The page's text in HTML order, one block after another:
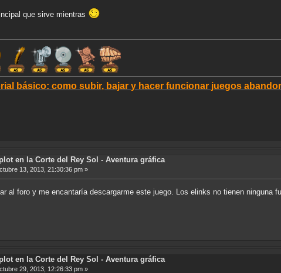
que sirve mientras
básico: como subir, bajar y hacer funcionar juegos
en la Corte del Rey Sol - Aventura gráfica
13, 2013, 21:30:36 pm »
al foro y me encantaría descargarme este juego. Los elinks no tienen ninguna
en la Corte del Rey Sol - Aventura gráfica
29, 2013, 12:26:33 pm »